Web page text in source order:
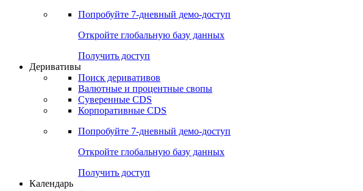
Попробуйте 7-дневный демо-доступ
Откройте глобальную базу данных
Получить доступ
Деривативы
Поиск деривативов
Валютные и процентные свопы
Суверенные CDS
Корпоративные CDS
Попробуйте 7-дневный демо-доступ
Откройте глобальную базу данных
Получить доступ
Календарь